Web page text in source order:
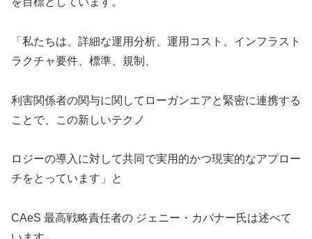
「私たちは、詳細な運用分析、運用コスト、インフラスト
ラクチャ要件、標準、規制、
利害関係者の関与に関してローガンエアと緊密に連携する
ことで、この新しいテクノ
ロジーの導入に対して共同で実用的かつ現実的なアプロー
チをとっています」と
CAeS 最高戦略責任者の ジェニー・カバナー氏は述べて